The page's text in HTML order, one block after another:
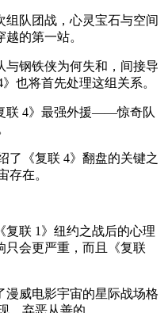
组队团战，心灵宝石与空间
的第一站。
与钢铁侠为何失和，间接导
也将首先处理这组关系。
联 4》最强外援——惊奇队
了《复联 4》翻盘的关键之
在。
复联 1》纽约之战后的心理
只会更严重，而且《复联
漫威电影宇宙的星际战场格
，弃恶从善的。